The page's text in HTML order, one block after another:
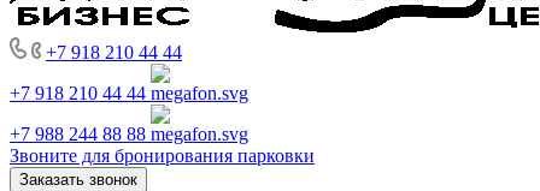
+7 918 210 44 44
+7 918 210 44 44
+7 988 244 88 88
Звоните для бронирования парковки
Заказать звонок